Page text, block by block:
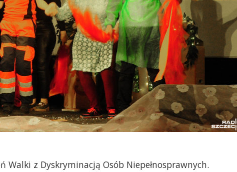
z Dyskryminacją Osób Niepełnosprawnych.